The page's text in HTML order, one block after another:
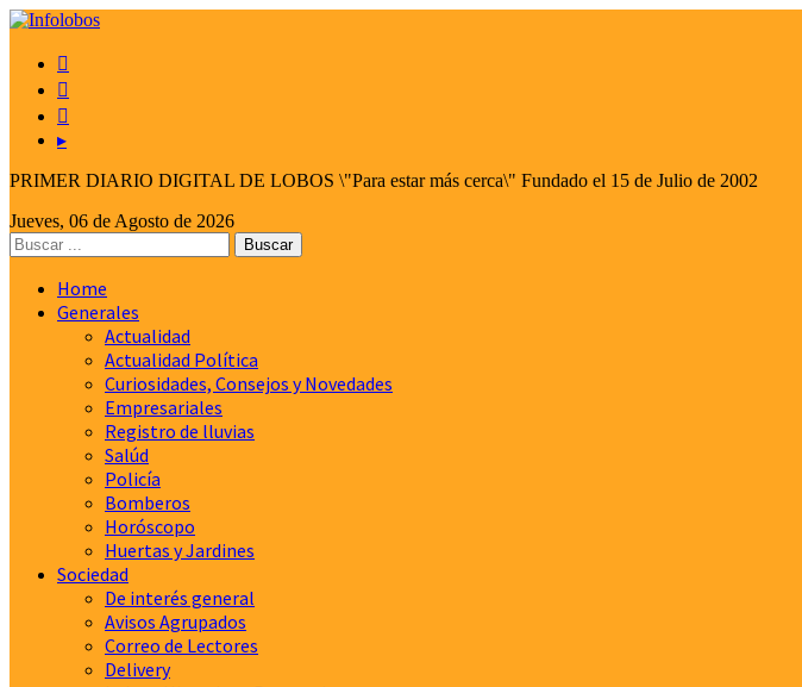



▸
PRIMER DIARIO DIGITAL DE LOBOS \"Para estar más cerca\" Fundado el 15 de Julio de 2002
Jueves, 06 de Agosto de 2026
Home
Generales
Actualidad
Actualidad Política
Curiosidades, Consejos y Novedades
Empresariales
Registro de lluvias
Salúd
Policía
Bomberos
Horóscopo
Huertas y Jardines
Sociedad
De interés general
Avisos Agrupados
Correo de Lectores
Delivery